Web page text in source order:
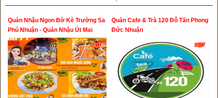
- 0915841002
Tây, TP. HCM) - Tel: 0376718575
Quán Nhậu Ngon Bờ Kè Trường Sa
Phú Nhuận - Quán Nhậu Út Mai
Trường Sa Phú Nhuận
Quán Cafe & Trà 120 Đỗ Tấn Phong
Đức Nhuận